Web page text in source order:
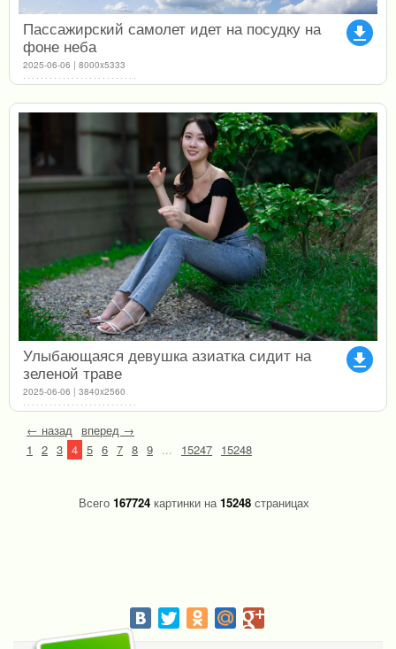
file_download
Пассажирский самолет идет на посудку на
фоне неба
2025-06-06 | 8000x5333
file_download
Улыбающаяся девушка азиатка сидит на
зеленой траве
2025-06-06 | 3840x2560
← назад вперед →
1
2 3 4 5 6 7 8 9 ... 15247 15248
Всего 167724картинки на15248страницах